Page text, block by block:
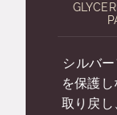
シルバ
を保護
取り戻